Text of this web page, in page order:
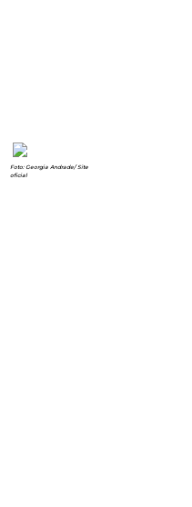
Foto: Georgia Andrade/ Site
oficial